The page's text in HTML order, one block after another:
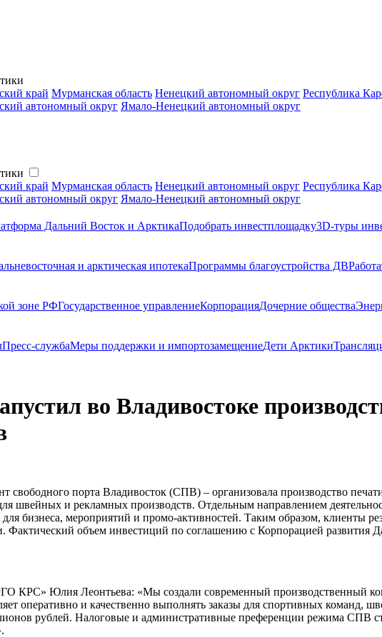
край Мурманская область Ненецкий автономный округ Республика
автономный округ Ямало-Ненецкий автономный округ
край Мурманская область Ненецкий автономный округ Республика
автономный округ Ямало-Ненецкий автономный округ
Дальний Восток и АрктикаПодобрать инвестплощадку3D-туры
и арктическая ипотекаПрограммы благоустройства ДВ
зоне РФГосударственное управлениеКорпорацияДочерние общества
Пресс-службаМеры поддержки и импортозамещениеДети Арктики
во Владивостоке
порта Владивосток (СПВ) – организовала производство
швейных и рекламных производств. Отдельным направлением
бизнеса, мероприятий и промо-активностей. Таким образом, клиенты
Фактический объем инвестиций по соглашению с Корпорацией развития
КРС» Юлия Леонтьева: «Мы создали современный производственный
оперативно и качественно выполнять заказы для спортивных команд,
рублей. Налоговые и административные преференции режима СПВ